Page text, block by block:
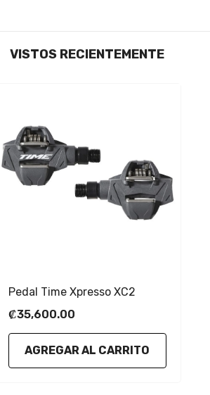
VISTOS RECIENTEMENTE
Pedal Time Xpresso XC2
₡35,600.00
AGREGAR AL CARRITO